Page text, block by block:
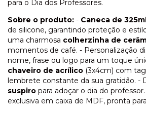
para o Dia dos Professores.
Sobre o produto: - Caneca de
de silicone, garantindo proteção e
uma charmosa colherzinha de
momentos de café. - Personalização
nome, frase ou logo para um toque
chaveiro de acrílico (3x4cm) com
lembrete constante da sua gratidão. -
suspiro para adoçar o dia do
exclusiva em caixa de MDF, pronta